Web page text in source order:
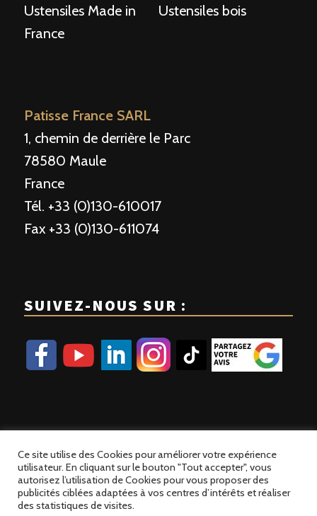
Ustensiles Made in
France
Ustensiles bois
Patisse France SARL
1, chemin de derrière le Parc
78580 Maule
France
Tél. +33 (0)130-610017
Fax +33 (0)130-611074
SUIVEZ-NOUS SUR :
© 2023 Patisse France | Site développé parAlez PC
Ce site utilise des Cookies pour améliorer votre expérience
utilisateur. En cliquant sur le bouton "Tout accepter", vous
autorisez l’utilisation de Cookies pour vous proposer des
publicités ciblées adaptées à vos centres d’intérêts et réaliser
des statistiques de visites.